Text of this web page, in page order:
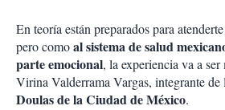
En teoría están preparados para
pero comoal sistema de salud
parte emocional, la experiencia va a
Virina Valderrama Vargas, integrante de
Doulas de la Ciudad de México.